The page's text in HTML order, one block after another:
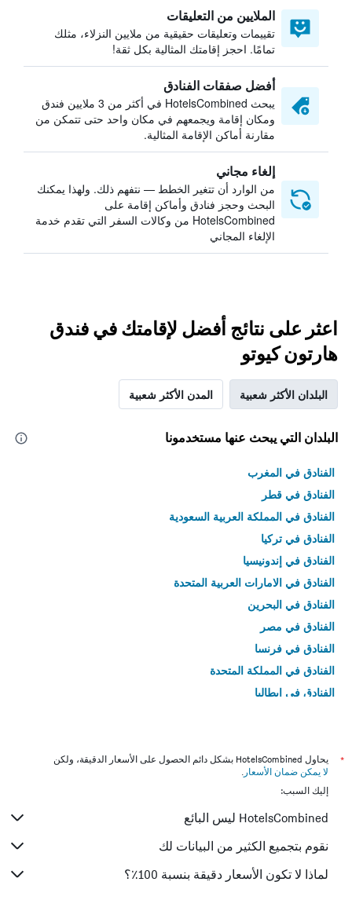
الملايين من التعليقات
تقييمات وتعليقات حقيقية من ملايين النزلاء، مثلك
تمامًا. احجز إقامتك المثالية بكل ثقة!
أفضل صفقات الفنادق
يبحث HotelsCombined في أكثر من 3 ملايين فندق
ومكان إقامة ويجمعهم في مكان واحد حتى تتمكن من
مقارنة أماكن الإقامة المثالية.
إلغاء مجاني
من الوارد أن تتغير الخطط — نتفهم ذلك. ولهذا يمكنك
البحث وحجز فنادق وأماكن إقامة على
HotelsCombined من وكالات السفر التي تقدم خدمة
الإلغاء المجاني
اعثر على نتائج أفضل لإقامتك في فندق
هارتون كيوتو
البلدان الأكثر شعبية المدن الأكثر شعبية
البلدان التي يبحث عنها مستخدمونا
الفنادق في المغرب
الفنادق في قطر
الفنادق في المملكة العربية السعودية
الفنادق في تركيا
الفنادق في إندونيسيا
الفنادق في الامارات العربية المتحدة
الفنادق في البحرين
الفنادق في مصر
الفنادق في فرنسا
الفنادق في المملكة المتحدة
الفنادق في إيطاليا
*
يحاول HotelsCombined بشكل دائم الحصول على الأسعار الدقيقة، ولكن
لا يمكن ضمان الأسعار .
إليك السبب:
HotelsCombined ليس البائع
نقوم بتجميع الكثير من البيانات لك
لماذا لا تكون الأسعار دقيقة بنسبة 100٪؟